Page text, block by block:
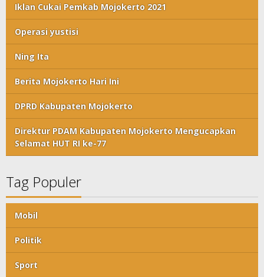
Iklan Cukai Pemkab Mojokerto 2021
Operasi yustisi
Ning Ita
Berita Mojokerto Hari Ini
DPRD Kabupaten Mojokerto
Direktur PDAM Kabupaten Mojokerto Mengucapkan
Selamat HUT RI ke-77
Tag Populer
Mobil
Politik
Sport